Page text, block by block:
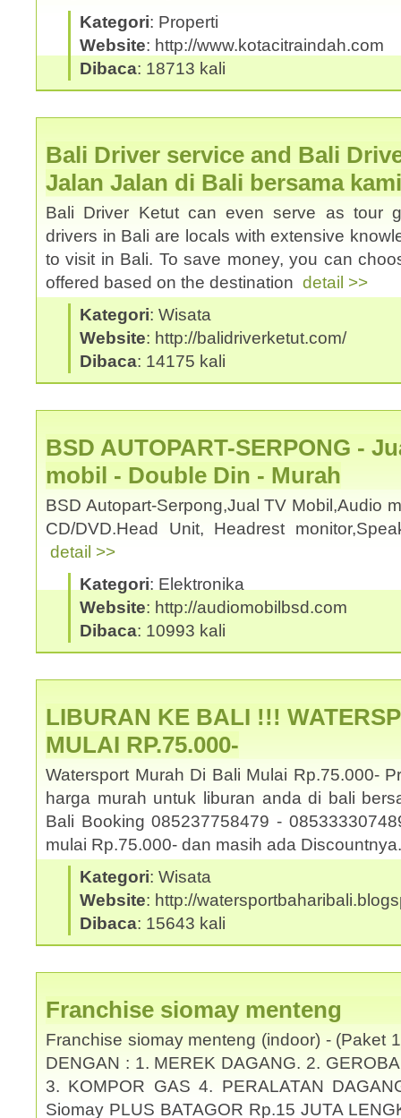
Kategori: Properti
Website: http://www.kotacitraindah.com
Dibaca: 18713 kali
Bali Driver service and Bali
Jalan Jalan di Bali bersama kami
Bali Driver Ketut can even serve as tour
drivers in Bali are locals with extensive
to visit in Bali. To save money, you can
offered based on the destination detail >>
Kategori: Wisata
Website: http://balidriverketut.com/
Dibaca: 14175 kali
BSD AUTOPART-SERPONG -
mobil - Double Din - Murah
BSD Autopart-Serpong,Jual TV Mobil,Audio
CD/DVD.Head Unit, Headrest
detail >>
Kategori: Elektronika
Website: http://audiomobilbsd.com
Dibaca: 10993 kali
LIBURAN KE BALI !!!
MULAI RP.75.000-
Watersport Murah Di Bali Mulai Rp.75.000-
harga murah untuk liburan anda di bali
Bali Booking 085237758479 -
mulai Rp.75.000- dan masih ada
Kategori: Wisata
Website: http://
Dibaca: 15643 kali
Franchise siomay menteng
Franchise siomay menteng (indoor) - (Paket
DENGAN : 1. MEREK DAGANG. 2.
3. KOMPOR GAS 4. PERALATAN
Siomay PLUS BATAGOR Rp.15 JUTA